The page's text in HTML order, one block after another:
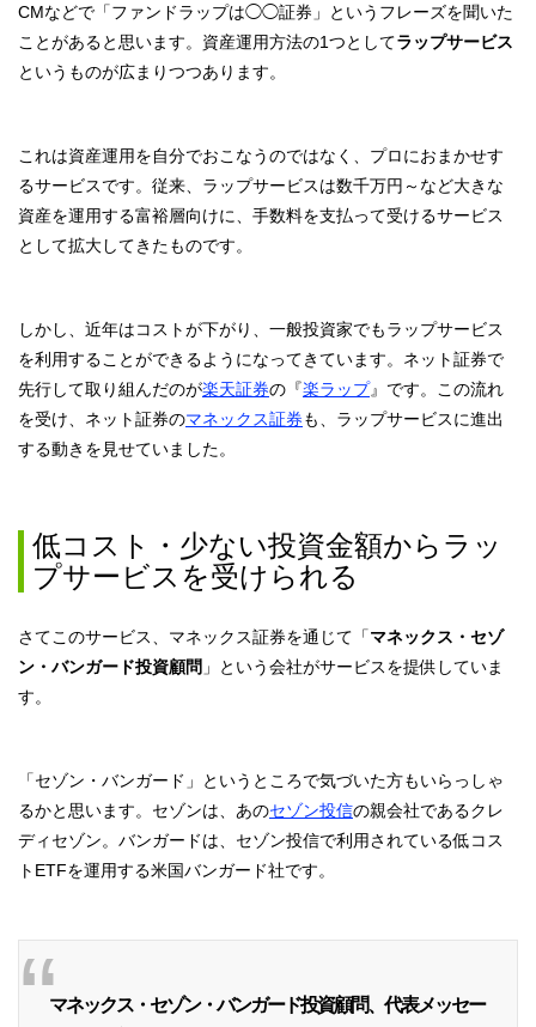
CMなどで「ファンドラップは◯◯証券」というフレーズを聞いた
ことがあると思います。資産運用方法の1つとしてラップサービス
というものが広まりつつあります。
これは資産運用を自分でおこなうのではなく、プロにおまかせす
るサービスです。従来、ラップサービスは数千万円～など大きな
資産を運用する富裕層向けに、手数料を支払って受けるサービス
として拡大してきたものです。
しかし、近年はコストが下がり、一般投資家でもラップサービス
を利用することができるようになってきています。ネット証券で
先行して取り組んだのが楽天証券の『楽ラップ』です。この流れ
を受け、ネット証券のマネックス証券も、ラップサービスに進出
する動きを見せていました。
低コスト・少ない投資金額からラッ
プサービスを受けられる
さてこのサービス、マネックス証券を通じて「マネックス・セゾ
ン・バンガード投資顧問 」という会社がサービスを提供していま
す。
「セゾン・バンガード」というところで気づいた方もいらっしゃ
るかと思います。セゾンは、あのセゾン投信の親会社であるクレ
ディセゾン。バンガードは、セゾン投信で利用されている低コス
トETFを運用する米国バンガード社です。
マネックス・セゾン・バンガード投資顧問、代表メッセー